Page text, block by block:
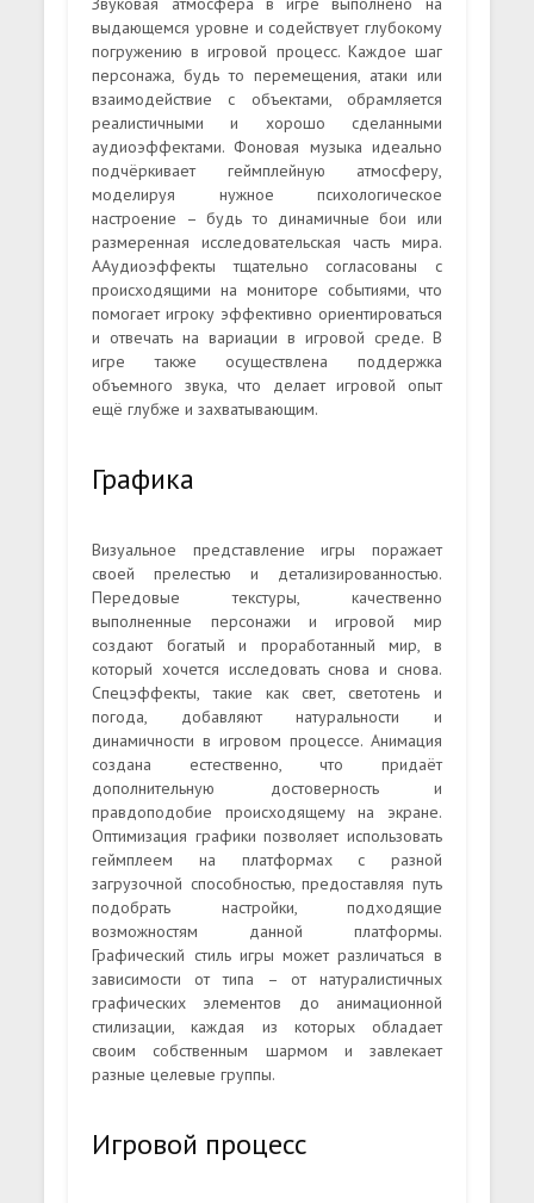
выдающемся уровне и содействует глубокому
погружению в игровой процесс. Каждое шаг
персонажа, будь то перемещения, атаки или
взаимодействие с объектами, обрамляется
реалистичными и хорошо сделанными
аудиоэффектами. Фоновая музыка идеально
подчёркивает геймплейную атмосферу,
моделируя нужное психологическое
настроение – будь то динамичные бои или
размеренная исследовательская часть мира.
ААудиоэффекты тщательно согласованы с
происходящими на мониторе событиями, что
помогает игроку эффективно ориентироваться
и отвечать на вариации в игровой среде. В
игре также осуществлена поддержка
объемного звука, что делает игровой опыт
ещё глубже и захватывающим.
Графика
Визуальное представление игры поражает
своей прелестью и детализированностью.
Передовые текстуры, качественно
выполненные персонажи и игровой мир
создают богатый и проработанный мир, в
который хочется исследовать снова и снова.
Спецэффекты, такие как свет, светотень и
погода, добавляют натуральности и
динамичности в игровом процессе. Анимация
создана естественно, что придаёт
дополнительную достоверность и
правдоподобие происходящему на экране.
Оптимизация графики позволяет использовать
геймплеем на платформах с разной
загрузочной способностью, предоставляя путь
подобрать настройки, подходящие
возможностям данной платформы.
Графический стиль игры может различаться в
зависимости от типа – от натуралистичных
графических элементов до анимационной
стилизации, каждая из которых обладает
своим собственным шармом и завлекает
разные целевые группы.
Игровой процесс